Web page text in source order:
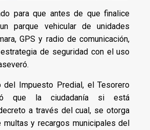
para que antes de que finalice
parque vehicular de unidades
GPS y radio de comunicación,
de seguridad con el uso
del Impuesto Predial, el Tesorero
que la ciudadanía si está
a través del cual, se otorga
multas y recargos municipales del